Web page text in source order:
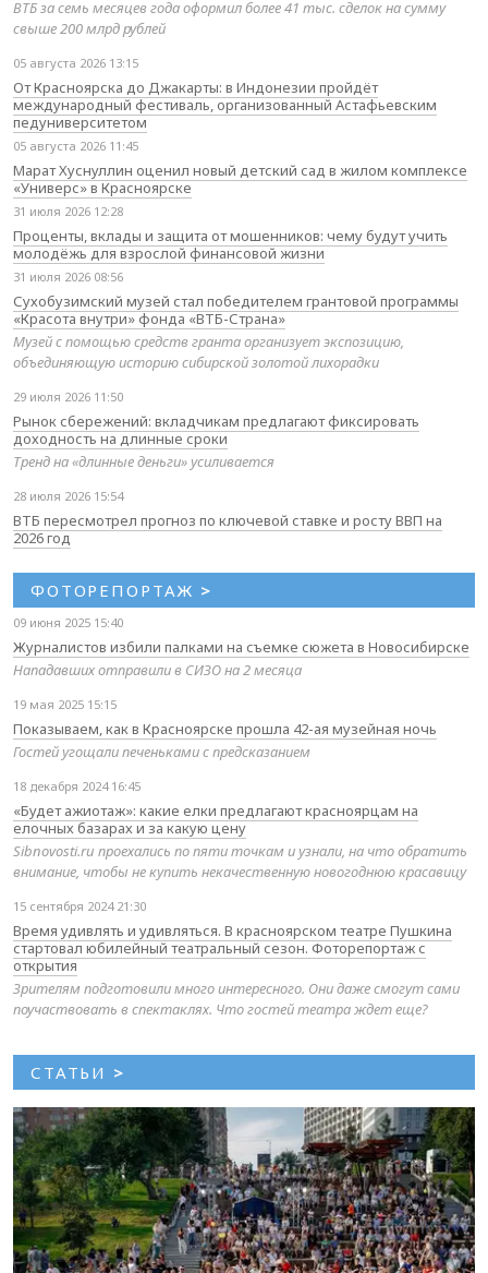
ВТБ за семь месяцев года оформил более 41 тыс. сделок на сумму
свыше 200 млрд рублей
05 августа 2026 13:15
От Красноярска до Джакарты: в Индонезии пройдёт
международный фестиваль, организованный Астафьевским
педуниверситетом
05 августа 2026 11:45
Марат Хуснуллин оценил новый детский сад в жилом комплексе
«Универс» в Красноярске
31 июля 2026 12:28
Проценты, вклады и защита от мошенников: чему будут учить
молодёжь для взрослой финансовой жизни
31 июля 2026 08:56
Сухобузимский музей стал победителем грантовой программы
«Красота внутри» фонда «ВТБ-Страна»
Музей с помощью средств гранта организует экспозицию,
объединяющую историю сибирской золотой лихорадки
29 июля 2026 11:50
Рынок сбережений: вкладчикам предлагают фиксировать
доходность на длинные сроки
Тренд на «длинные деньги» усиливается
28 июля 2026 15:54
ВТБ пересмотрел прогноз по ключевой ставке и росту ВВП на
2026 год
ФОТОРЕПОРТАЖ >
09 июня 2025 15:40
Журналистов избили палками на съемке сюжета в Новосибирске
Нападавших отправили в СИЗО на 2 месяца
19 мая 2025 15:15
Показываем, как в Красноярске прошла 42-ая музейная ночь
Гостей угощали печеньками с предсказанием
18 декабря 2024 16:45
«Будет ажиотаж»: какие елки предлагают красноярцам на
елочных базарах и за какую цену
Sibnovosti.ru проехались по пяти точкам и узнали, на что обратить
внимание, чтобы не купить некачественную новогоднюю красавицу
15 сентября 2024 21:30
Время удивлять и удивляться. В красноярском театре Пушкина
стартовал юбилейный театральный сезон. Фоторепортаж с
открытия
Зрителям подготовили много интересного. Они даже смогут сами
поучаствовать в спектаклях. Что гостей театра ждет еще?
СТАТЬИ >